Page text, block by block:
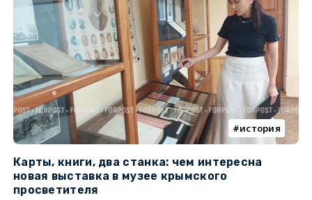
история
Карты, книги, два станка: чем интересна
новая выставка в музее крымского
просветителя